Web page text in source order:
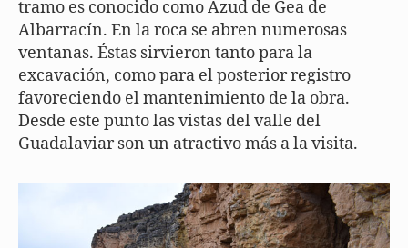
tramo es conocido como Azud de Gea de
Albarracín. En la roca se abren numerosas
ventanas. Éstas sirvieron tanto para la
excavación, como para el posterior registro
favoreciendo el mantenimiento de la obra.
Desde este punto las vistas del valle del
Guadalaviar son un atractivo más a la visita.